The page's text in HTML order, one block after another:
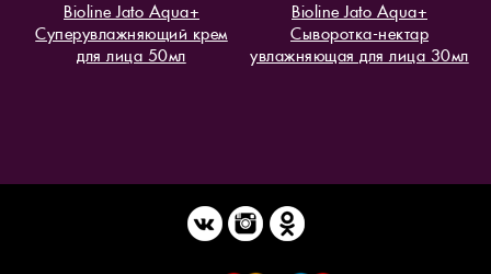
Bioline Jato Aqua+
Суперувлажняющий крем
для лица 50мл
Bioline Jato Aqua+
Сыворотка-нектар
увлажняющая для лица 30мл